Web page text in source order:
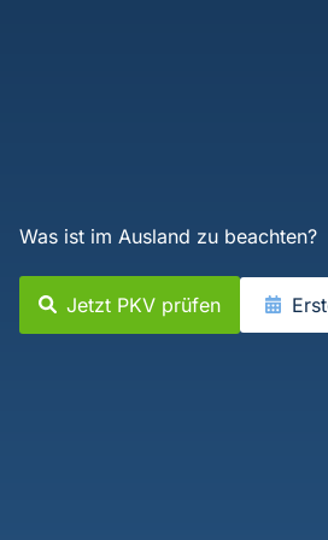
Was ist im Ausland zu beachten?
Jetzt PKV prüfen